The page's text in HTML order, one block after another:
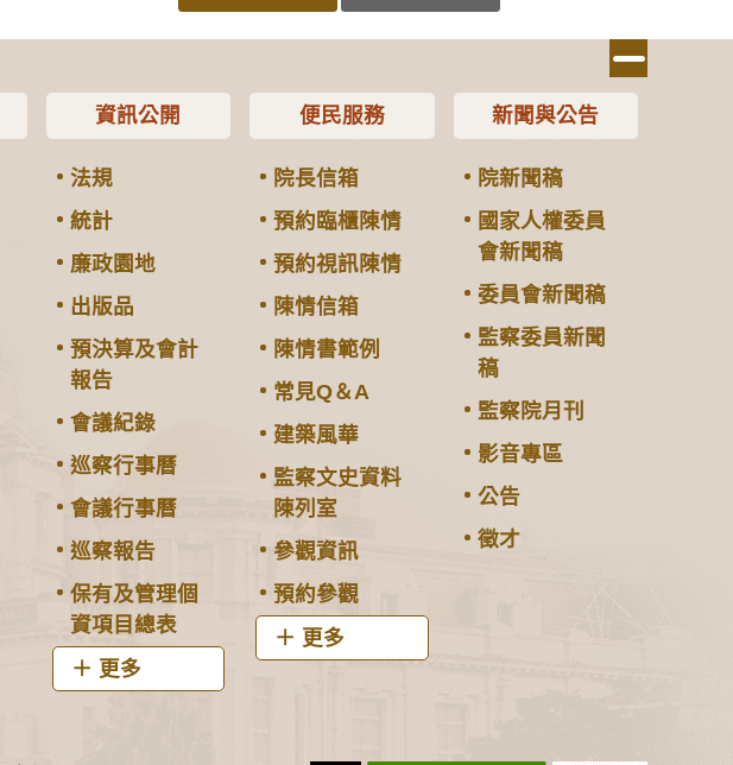
資訊公開
法規
統計
廉政園地
出版品
預決算及會計
報告
會議紀錄
巡察行事曆
會議行事曆
巡察報告
保有及管理個
資項目總表
更多
便民服務
院長信箱
預約臨櫃陳情
預約視訊陳情
陳情信箱
陳情書範例
常見Q＆A
建築風華
監察文史資料
陳列室
參觀資訊
預約參觀
更多
新聞與公告
院新聞稿
國家人權委員
會新聞稿
委員會新聞稿
監察委員新聞
稿
監察院月刊
影音專區
公告
徵才